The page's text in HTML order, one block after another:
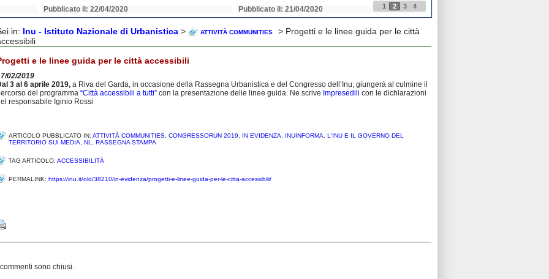
Pubblicato il: 22/04/2020 Pubblicato il: 21/04/2020 1 2 3 4
in: Inu - Istituto Nazionale di Urbanistica > ATTIVITÀ COMMUNITIES
> Progetti e le linee guida per le città
e le linee guida per le città accessibili
02/2019
3 al 6 aprile 2019, a Riva del Garda, in occasione della Rassegna Urbanistica e del Congresso dell’Inu, giungerà al culmine il
del programma “Città accessibili a tutti” con la presentazione delle linee guida. Ne scrive Impresedili con le dichiarazioni
responsabile Iginio Rossi
ARTICOLO PUBBLICATO IN: ATTIVITÀ COMMUNITIES CONGRESSORUN 2019 IN EVIDENZA INUINFORMA
L'INU E IL GOVERNO DEL
TERRITORIO SUI MEDIA
NL RASSEGNA STAMPA
TAG ARTICOLO: ACCESSIBILITÀ
PERMALINK: https://inu.it/old/38210/in-evidenza/progetti-e-linee-guida-per-le-citta-accessibili/
sono chiusi.